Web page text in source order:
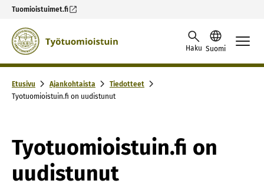
Tuomioistuimet.fi
Skip to content -saavutettavuusohje
Haku Suomi
Etusivu Ajankohtaista
Tiedotteet
Tyotuomioistuin.fi on uudistunut
Tyotuomioistuin.fi on
uudistunut